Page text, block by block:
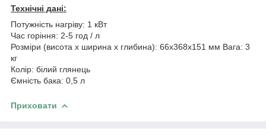
Технічні дані:
Потужність нагріву: 1 кВт
Час горіння: 2-5 год / л
Розміри (висота х ширина х глибина): 66x368x151 мм Вага: 3
кг
Колір: білий глянець
Ємність бака: 0,5 л
Приховати